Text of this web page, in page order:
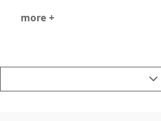
命。我们始终秉持“留住乡愁，赋
more +